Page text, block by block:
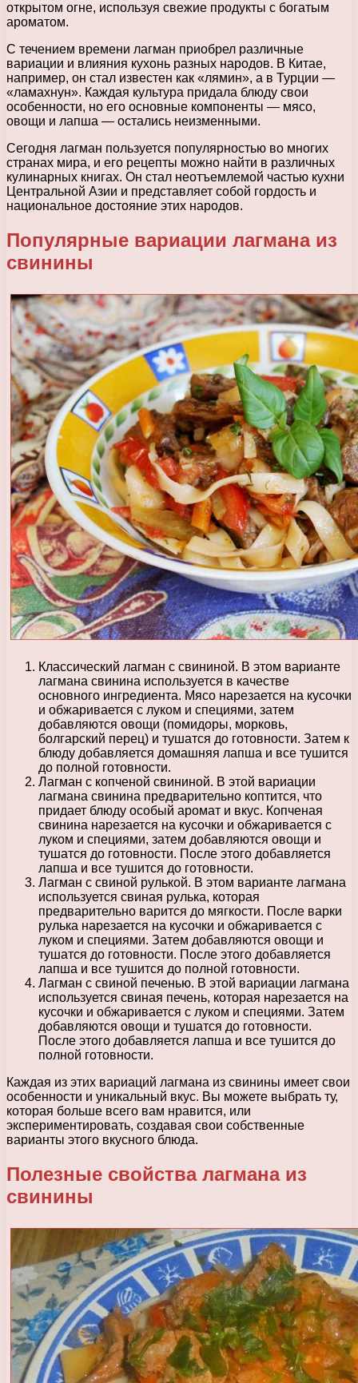
открытом огне, используя свежие продукты с богатым
ароматом.
С течением времени лагман приобрел различные
вариации и влияния кухонь разных народов. В Китае,
например, он стал известен как «лямин», а в Турции —
«ламахнун». Каждая культура придала блюду свои
особенности, но его основные компоненты — мясо,
овощи и лапша — остались неизменными.
Сегодня лагман пользуется популярностью во многих
странах мира, и его рецепты можно найти в различных
кулинарных книгах. Он стал неотъемлемой частью кухни
Центральной Азии и представляет собой гордость и
национальное достояние этих народов.
Популярные вариации лагмана из
свинины
Классический лагман с свининой. В этом варианте
лагмана свинина используется в качестве
основного ингредиента. Мясо нарезается на кусочки
и обжаривается с луком и специями, затем
добавляются овощи (помидоры, морковь,
болгарский перец) и тушатся до готовности. Затем к
блюду добавляется домашняя лапша и все тушится
до полной готовности.
Лагман с копченой свининой. В этой вариации
лагмана свинина предварительно коптится, что
придает блюду особый аромат и вкус. Копченая
свинина нарезается на кусочки и обжаривается с
луком и специями, затем добавляются овощи и
тушатся до готовности. После этого добавляется
лапша и все тушится до готовности.
Лагман с свиной рулькой. В этом варианте лагмана
используется свиная рулька, которая
предварительно варится до мягкости. После варки
рулька нарезается на кусочки и обжаривается с
луком и специями. Затем добавляются овощи и
тушатся до готовности. После этого добавляется
лапша и все тушится до полной готовности.
Лагман с свиной печенью. В этой вариации лагмана
используется свиная печень, которая нарезается на
кусочки и обжаривается с луком и специями. Затем
добавляются овощи и тушатся до готовности.
После этого добавляется лапша и все тушится до
полной готовности.
Каждая из этих вариаций лагмана из свинины имеет свои
особенности и уникальный вкус. Вы можете выбрать ту,
которая больше всего вам нравится, или
экспериментировать, создавая свои собственные
варианты этого вкусного блюда.
Полезные свойства лагмана из
свинины